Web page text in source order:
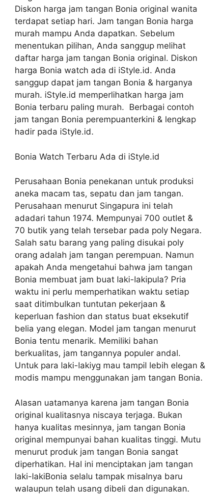
Diskon harga jam tangan Bonia original wanita
terdapat setiap hari. Jam tangan Bonia harga
murah mampu Anda dapatkan. Sebelum
menentukan pilihan, Anda sanggup melihat
daftar harga jam tangan Bonia original. Diskon
harga Bonia watch ada di iStyle.id. Anda
sanggup dapat jam tangan Bonia & harganya
murah. iStyle.id memperlihatkan harga jam
Bonia terbaru paling murah. Berbagai contoh
jam tangan Bonia perempuanterkini & lengkap
hadir pada iStyle.id.
Bonia Watch Terbaru Ada di iStyle.id
Perusahaan Bonia penekanan untuk produksi
aneka macam tas, sepatu dan jam tangan.
Perusahaan menurut Singapura ini telah
adadari tahun 1974. Mempunyai 700 outlet &
70 butik yang telah tersebar pada poly Negara.
Salah satu barang yang paling disukai poly
orang adalah jam tangan perempuan. Namun
apakah Anda mengetahui bahwa jam tangan
Bonia membuat jam buat laki-lakipula? Pria
waktu ini perlu memperhatikan waktu setiap
saat ditimbulkan tuntutan pekerjaan &
keperluan fashion dan status buat eksekutif
belia yang elegan. Model jam tangan menurut
Bonia tentu menarik. Memiliki bahan
berkualitas, jam tangannya populer andal.
Untuk para laki-lakiyg mau tampil lebih elegan &
modis mampu menggunakan jam tangan Bonia.
Alasan uatamanya karena jam tangan Bonia
original kualitasnya niscaya terjaga. Bukan
hanya kualitas mesinnya, jam tangan Bonia
original mempunyai bahan kualitas tinggi. Mutu
menurut produk jam tangan Bonia sangat
diperhatikan. Hal ini menciptakan jam tangan
laki-lakiBonia selalu tampak misalnya baru
walaupun telah usang dibeli dan digunakan.